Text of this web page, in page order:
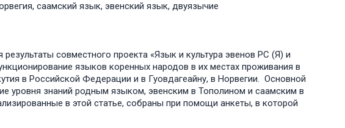
саамский язык, эвенский язык, двуязычие
совместного проекта «Язык и культура эвенов РС (Я) и
языков коренных народов в их местах проживания в
в Российской Федерации и в Гуовдагеайну, в Норвегии. Основной
уровня знаний родным языком, эвенским в Тополином и саамским в
в этой статье, собраны при помощи анкеты, в которой